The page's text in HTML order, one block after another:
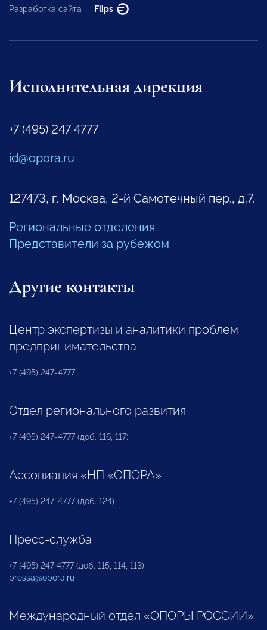
Разработка сайта — Flips
Исполнительная дирекция
+7 (495) 247 4777
id@opora.ru
127473, г. Москва, 2-й Самотечный пер., д.7.
Региональные отделения
Представители за рубежом
Другие контакты
Центр экспертизы и аналитики проблем
предпринимательства
+7 (495) 247-4777
Отдел регионального развития
+7 (495) 247-4777 (доб. 116, 117)
Ассоциация «НП «ОПОРА»
+7 (495) 247-4777 (доб. 124)
Пресс-служба
+7 (495) 247 4777 (доб. 115, 114, 113)
pressa@opora.ru
Международный отдел «ОПОРЫ РОССИИ»